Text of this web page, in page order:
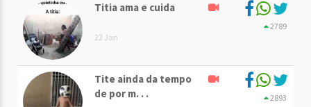
Titia ama e cuida
22 Jan
2789
Tite ainda da tempo
de por m. . .
2893